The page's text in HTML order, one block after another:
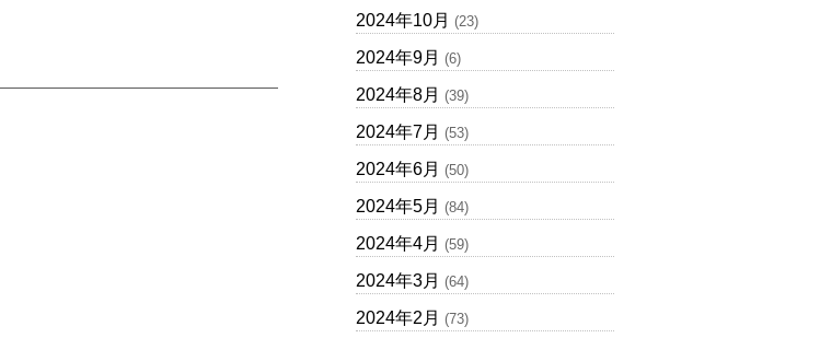
2024年10月 (23)
2024年9月 (6)
2024年8月 (39)
2024年7月 (53)
2024年6月 (50)
2024年5月 (84)
2024年4月 (59)
2024年3月 (64)
2024年2月 (73)